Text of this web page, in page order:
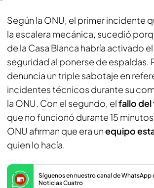
Según la ONU, el primer incidente
la escalera mecánica, sucedió
de la Casa Blanca habría activado
seguridad al ponerse de espaldas.
denuncia un triple sabotaje en
incidentes técnicos durante su
la ONU. Con el segundo, elfallo
que no funcionó durante 15
ONU afirman que era unequipo
quien lo hacía.
Síguenos en nuestro canal de WhatsApp
Noticias Cuatro